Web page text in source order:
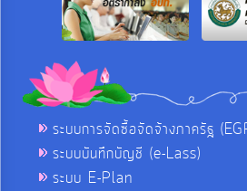
ระบบการจัดซื้อจัดจ้างภาครัฐ
ระบบบันทึกบัญชี (e-Lass)
ระบบ E-Plan